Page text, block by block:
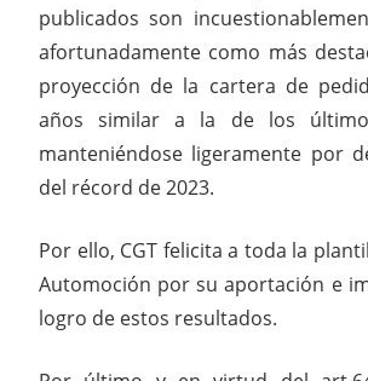
publicados son
afortunadamente como más
proyección de la cartera de
años similar a la de los
manteniéndose ligeramente por
del récord de 2023.
Por ello, CGT felicita a toda la
Automoción por su aportación e
logro de estos resultados.